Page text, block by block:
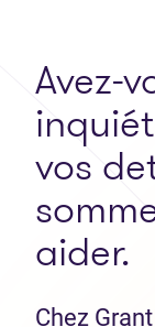
Avez-
vos
aider.
Chez